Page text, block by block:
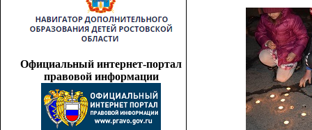
Официальный интернет-портал
правовой информации